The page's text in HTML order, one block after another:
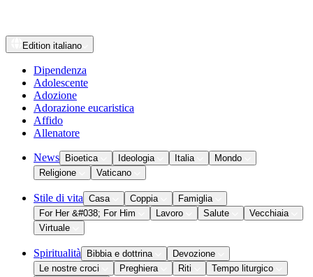
Edition italiano
Dipendenza
Adolescente
Adozione
Adorazione eucaristica
Affido
Allenatore
News Bioetica Ideologia Italia
Mondo
Religione
Vaticano
Stile di vita Casa Coppia
Famiglia
For Her &#038; For Him
Lavoro Salute
Vecchiaia
Virtuale
Spiritualità Bibbia e dottrina
Devozione
Le nostre croci
Preghiera Riti
Tempo liturgico